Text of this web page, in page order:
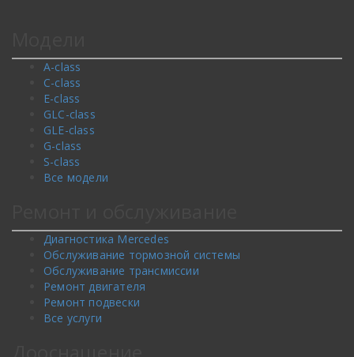
A-class
C-class
E-class
GLC-class
GLE-class
G-class
S-class
Все модели
Диагностика Mercedes
Обслуживание тормозной системы
Обслуживание трансмиссии
Ремонт двигателя
Ремонт подвески
Все услуги